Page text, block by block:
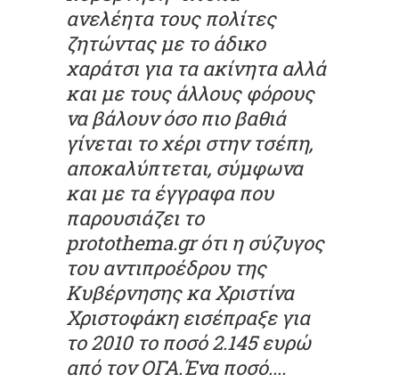
ανελέητα τους πολίτες
ζητώντας με το άδικο
χαράτσι για τα ακίνητα αλλά
και με τους άλλους φόρους
να βάλουν όσο πιο βαθιά
γίνεται το χέρι στην τσέπη,
αποκαλύπτεται, σύμφωνα
και με τα έγγραφα που
παρουσιάζει το
protothema.gr ότι η σύζυγος
του αντιπροέδρου της
Κυβέρνησης κα Χριστίνα
Χριστοφάκη εισέπραξε για
το 2010 το ποσό 2.145 ευρώ
από τον ΟΓΑ.Ένα ποσό....